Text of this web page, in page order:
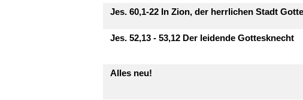
Jes. 60,1-22 In Zion, der herrlichen Stadt
Jes. 52,13 - 53,12 Der leidende Gottesknecht
Alles neu!